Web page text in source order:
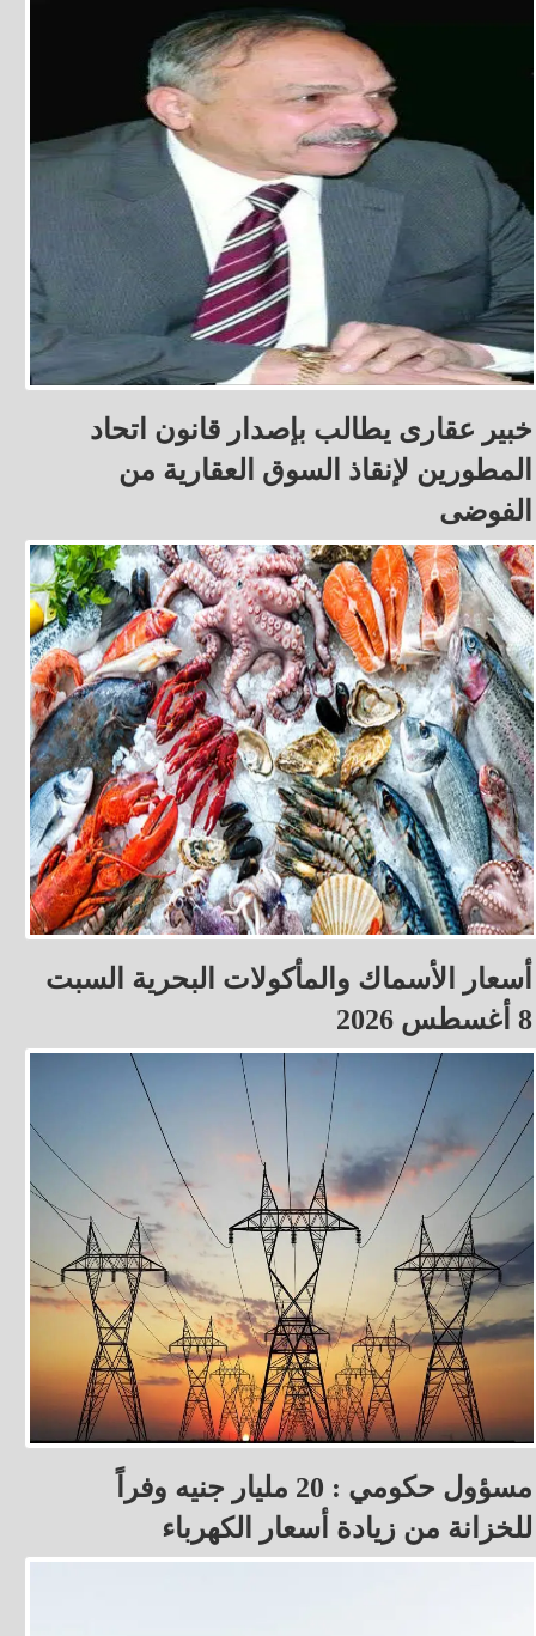
خبير عقارى يطالب بإصدار قانون اتحاد
المطورين لإنقاذ السوق العقارية من
الفوضى
أسعار الأسماك والمأكولات البحرية السبت
8 أغسطس 2026
مسؤول حكومي : 20 مليار جنيه وفراً
للخزانة من زيادة أسعار الكهرباء